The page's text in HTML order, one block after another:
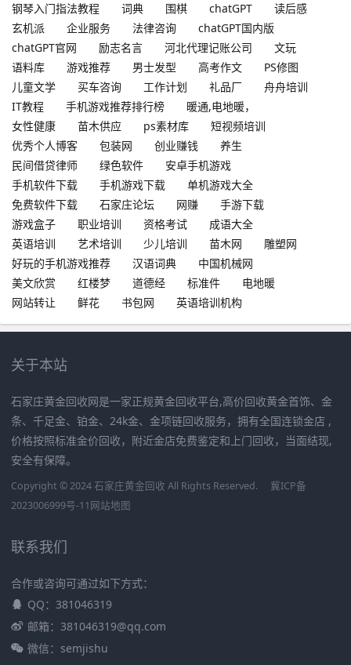
钢琴入门指法教程
词典 围棋 chatGPT
读后感
玄机派
企业服务 法律咨询
chatGPT国内版
chatGPT官网
励志名言 河北代理记账公司
文玩
语料库
游戏推荐 男士发型 高考作文
PS修图
儿童文学
买车咨询 工作计划 礼品厂
舟舟培训
IT教程
手机游戏推荐排行榜
暖通,电地暖，
女性健康
苗木供应 ps素材库
短视频培训
优秀个人博客
包装网 创业赚钱
养生
民间借贷律师
绿色软件
安卓手机游戏
手机软件下载
手机游戏下载
单机游戏大全
免费软件下载
石家庄论坛 网赚
手游下载
游戏盒子
职业培训 资格考试
成语大全
英语培训
艺术培训 少儿培训 苗木网
雕塑网
好玩的手机游戏推荐
汉语词典
中国机械网
美文欣赏
红楼梦 道德经 标准件
电地暖
网站转让
鲜花 书包网 英语培训机构
关于本站
石家庄黄金回收网是一家正规黄金回收平台,高价回收黄金首饰、金
条、千足金、铂金、24k金、金项链回收服务，拥有全国连锁金店 ,
价格按照标准金价回收，附近金店免费鉴定和上门回收，当面结现,
安全有保障。
Copyright © 2024 石家庄黄金回收 All Rights Reserved.
冀ICP备
2023006999号-11网站地图
联系我们
合作或咨询可通过如下方式：
QQ：381046319
邮箱：381046319@qq.com
微信：semjishu